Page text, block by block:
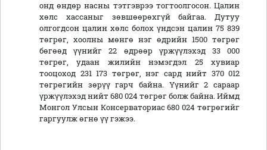
онд өндөр насны тэтгэврээ тогтоолгосон. Цалин
хөлс хассаныг зөвшөөрөхгүй байгаа. Дутуу
олгогдсон цалин хөлс болох үндсэн цалин 75 839
төгрөг, хоолны мөнгө нэг өдрийн 1500 төгрөг
бөгөөд үүнийг 22 өдрөөр үржүүлэхэд 33 000
төгрөг, удаан жилийн нэмэгдэл 25 хувиар
тооцоход 231 173 төгрөг, нэг сард нийт 370 012
төгрөгийн зөрүү гарч байна. Үүнийг 2 сараар
үржүүлэхэд нийт 680 024 төгрөг болж байна. Иймд
Монгол Улсын Консерваториас 680 024 төгрөгийг
гаргуулж өгнө үү гэжээ.